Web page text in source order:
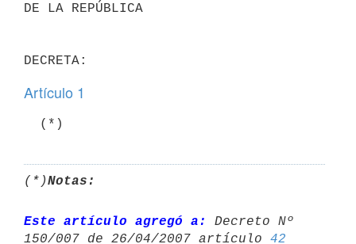
DE LA REPÚBLICA
Artículo 1
(*)Notas:
Este artículo agregó a:
Decreto Nº
150/007 de 26/04/2007 artículo 42